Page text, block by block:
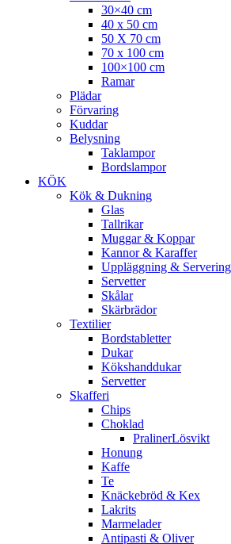
30×40 cm
40 x 50 cm
50 X 70 cm
70 x 100 cm
100×100 cm
Ramar
Plädar
Förvaring
Kuddar
Belysning
Taklampor
Bordslampor
KÖK
Kök & Dukning
Glas
Tallrikar
Muggar & Koppar
Kannor & Karaffer
Uppläggning & Servering
Servetter
Skålar
Skärbrädor
Textilier
Bordstabletter
Dukar
Kökshanddukar
Servetter
Skafferi
Chips
Choklad
PralinerLösvikt
Honung
Kaffe
Te
Knäckebröd & Kex
Lakrits
Marmelader
Antipasti & Oliver